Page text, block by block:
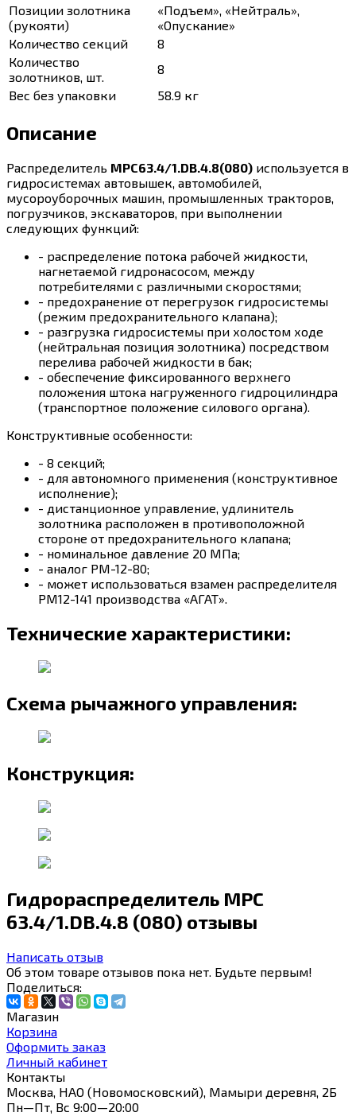
Позиции золотника
(рукояти)
«Подъем», «Нейтраль»,
«Опускание»
Количество секций
8
Количество
золотников, шт.
8
Вес без упаковки
58.9 кг
Описание
Распределитель МРС63.4/1.DB.4.8(080) используется в
гидросистемах автовышек, автомобилей,
мусороуборочных машин, промышленных тракторов,
погрузчиков, экскаваторов, при выполнении
следующих функций:
- распределение потока рабочей жидкости,
нагнетаемой гидронасосом, между
потребителями с различными скоростями;
- предохранение от перегрузок гидросистемы
(режим предохранительного клапана);
- разгрузка гидросистемы при холостом ходе
(нейтральная позиция золотника) посредством
перелива рабочей жидкости в бак;
- обеспечение фиксированного верхнего
положения штока нагруженного гидроцилиндра
(транспортное положение силового органа).
Конструктивные особенности:
- 8 секций;
- для автономного применения (конструктивное
исполнение);
- дистанционное управление, удлинитель
золотника расположен в противоположной
стороне от предохранительного клапана;
- номинальное давление 20 МПа;
- аналог РМ-12-80;
- может использоваться взамен распределителя
РМ12-141 производства «АГАТ».
Технические характеристики:
Схема рычажного управления:
Конструкция:
Гидрораспределитель МРС
63.4/1.DВ.4.8 (080) отзывы
Написать отзыв
Об этом товаре отзывов пока нет. Будьте первым!
Поделиться:
Магазин
Корзина
Оформить заказ
Личный кабинет
Контакты
Москва, НАО (Новомосковский), Мамыри деревня, 2Б
Пн—Пт, Вс 9:00—20:00